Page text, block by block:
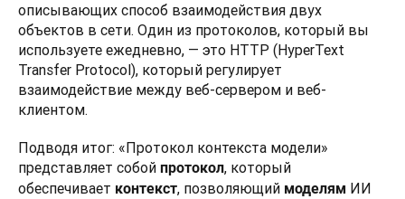
описывающих способ взаимодействия двух
объектов в сети. Один из протоколов, который вы
используете ежедневно, — это HTTP (HyperText
Transfer Protocol), который регулирует
взаимодействие между веб-сервером и веб-
клиентом.
Подводя итог: «Протокол контекста модели»
представляет собой протокол, который
обеспечивает контекст, позволяющий моделям ИИ